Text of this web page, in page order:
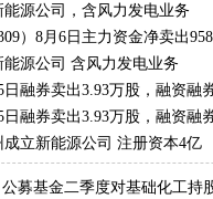
源公司，含风力发电业务
）8月6日主力资金净卖出
源公司 含风力发电业务
融券卖出3.93万股，融资融
融券卖出3.93万股，融资融
立新能源公司 注册资本4亿
募基金二季度对基础化工持